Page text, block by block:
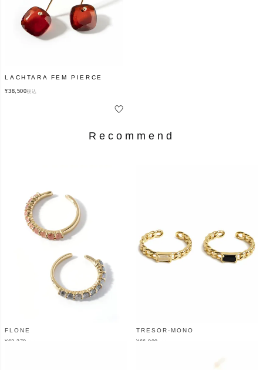
LACHTARA FEM PIERCE
¥38,500税込
Recommend
FLONE
¥62,370
TRESOR-MONO
¥66,000